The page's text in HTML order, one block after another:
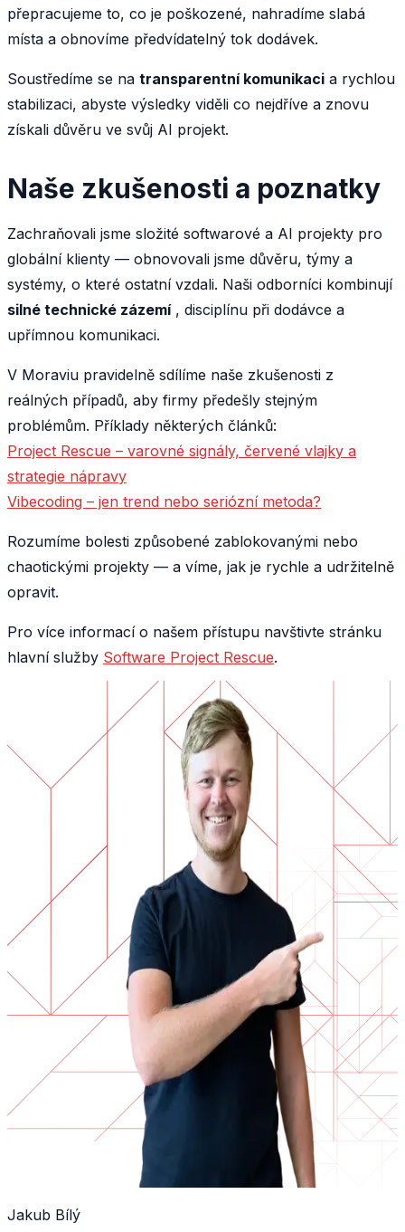
přepracujeme to, co je poškozené, nahradíme slabá
místa a obnovíme předvídatelný tok dodávek.
Soustředíme se na transparentní komunikaci a rychlou
stabilizaci, abyste výsledky viděli co nejdříve a znovu
získali důvěru ve svůj AI projekt.
Naše zkušenosti a poznatky
Zachraňovali jsme složité softwarové a AI projekty pro
globální klienty — obnovovali jsme důvěru, týmy a
systémy, o které ostatní vzdali. Naši odborníci kombinují
silné technické zázemí, disciplínu při dodávce a
upřímnou komunikaci.
V Moraviu pravidelně sdílíme naše zkušenosti z
reálných případů, aby firmy předešly stejným
problémům. Příklady některých článků:
Project Rescue – varovné signály, červené vlajky a
strategie nápravy
Vibecoding – jen trend nebo seriózní metoda?
Rozumíme bolesti způsobené zablokovanými nebo
chaotickými projekty — a víme, jak je rychle a udržitelně
opravit.
Pro více informací o našem přístupu navštivte stránku
hlavní služby Software Project Rescue.
Jakub Bílý